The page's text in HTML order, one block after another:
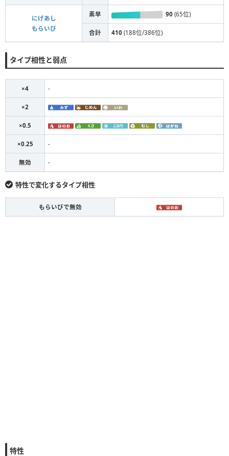
にげあし
もらいび
素早 90 (65位)
合計 410 (188位/386位)
タイプ相性と弱点
×4 -
×2
×0.5
×0.25 -
無効 -
特性で変化するタイプ相性
もらいびで無効
特性